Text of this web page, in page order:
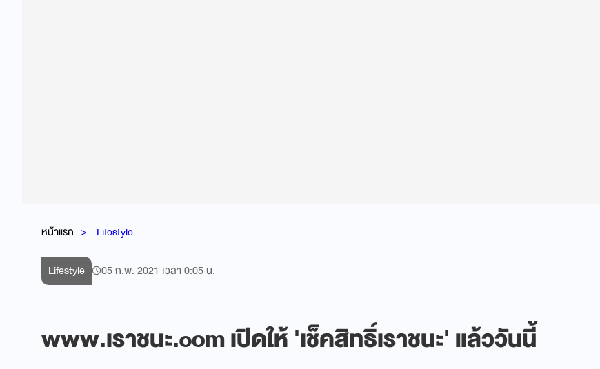
หน้าแรก Lifestyle
Lifestyle 05 ก.พ. 2021 เวลา 0:05 น.
www.เราชนะ.com เปิดให้ 'เช็คสิทธิ์เราชนะ' แล้ววันนี้